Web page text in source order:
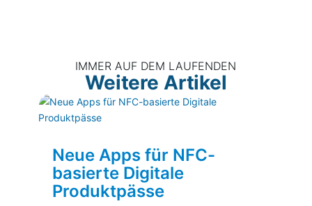
IMMER AUF DEM LAUFENDEN
Weitere Artikel
Neue Apps für NFC-
basierte Digitale
Produktpässe